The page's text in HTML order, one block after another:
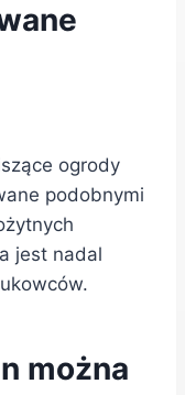
ogrody
podobnymi
jest nadal
można